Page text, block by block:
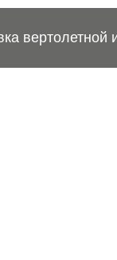
вертолетной